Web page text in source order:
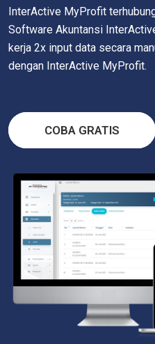
InterActive MyProfit
Software Akuntansi
kerja 2x input data secara
dengan InterActive MyProfit.
COBA GRATIS